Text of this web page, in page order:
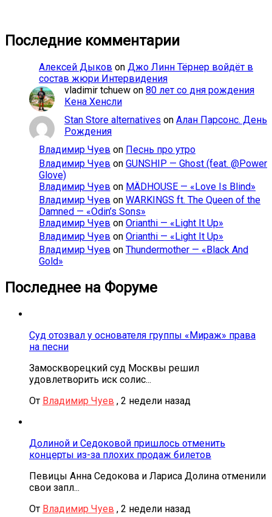
Последние комментарии
Алексей Дыков on Джо Линн Тёрнер войдёт в
состав жюри Интервидения
vladimir tchuew on 80 лет со дня рождения
Кена Хенсли
Stan Store alternatives on Алан Парсонс. День
Рождения
Владимир Чуев on Песнь про утро
Владимир Чуев on GUNSHIP — Ghost (feat. @Power
Glove)
Владимир Чуев on MÄDHOUSE — «Love Is Blind»
Владимир Чуев on WARKINGS ft. The Queen of the
Damned — «Odin’s Sons»
Владимир Чуев on Orianthi — «Light It Up»
Владимир Чуев on Orianthi — «Light It Up»
Владимир Чуев on Thundermother — «Black And
Gold»
Последнее на Форуме
Суд отозвал у основателя группы «Мираж» права
на песни
Замоскворецкий суд Москвы решил
удовлетворить иск солис...
От Владимир Чуев , 2 недели назад
Долиной и Седоковой пришлось отменить
концерты из-за плохих продаж билетов
Певицы Анна Седокова и Лариса Долина отменили
свои запл...
От Владимир Чуев , 2 недели назад